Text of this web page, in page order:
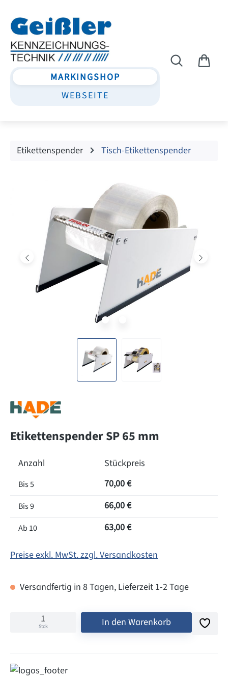
MARKINGSHOP
WEBSEITE
Etikettenspender Tisch-Etikettenspender
Bildergalerie überspringen
Etikettenspender SP 65 mm
Anzahl Stückpreis
Bis5 70,00 €
Bis9 66,00 €
Ab 10 63,00 €
Preise exkl. MwSt. zzgl. Versandkosten
Versandfertig in 8 Tagen, Lieferzeit 1-2 Tage
Stck In den Warenkorb